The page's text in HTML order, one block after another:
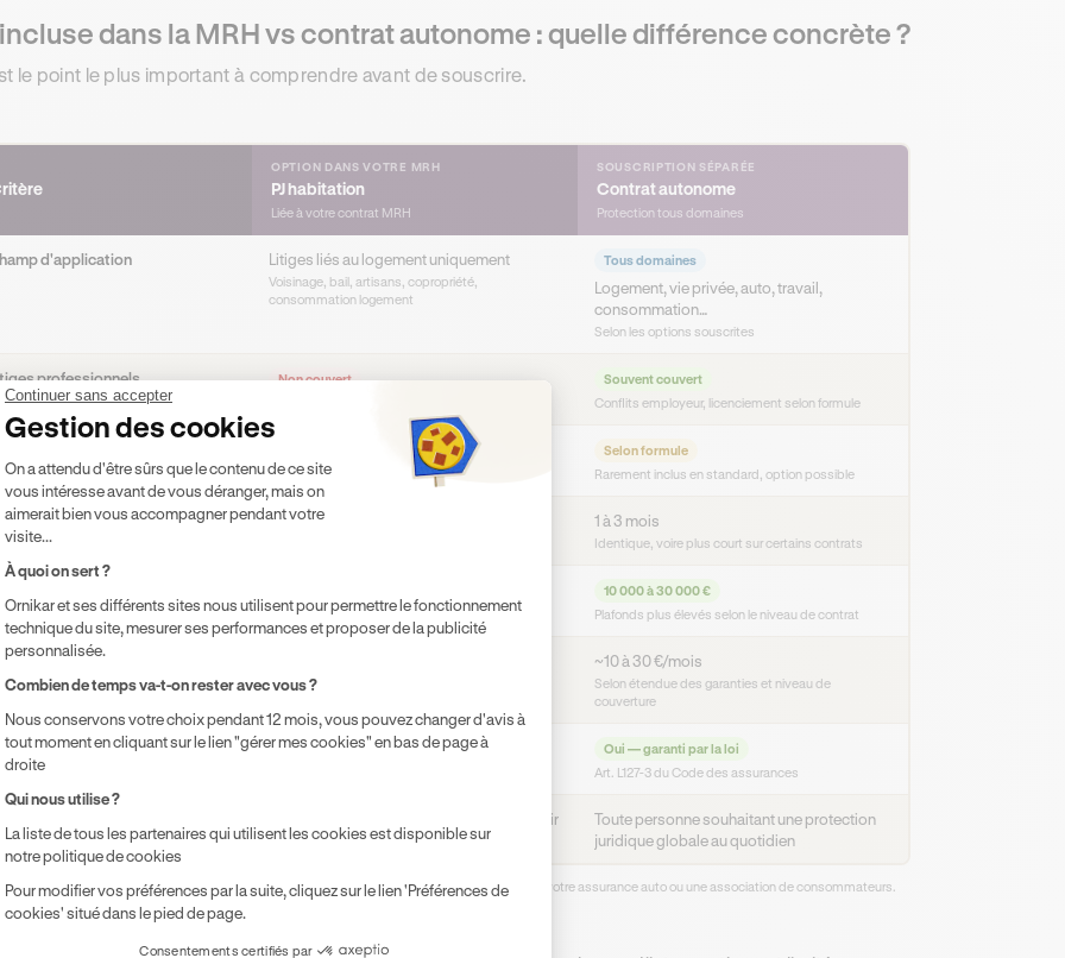
incluse dans la MRH vs contrat autonome : quelle différence concrète ?
le point le plus important à comprendre avant de souscrire.
OPTION DANS VOTRE MRH
PJ habitation
Liée à votre contrat MRH
SOUSCRIPTION SÉPARÉE
Contrat autonome
Protection tous domaines
d'application Litiges liés au logement uniquement
Voisinage, bail, artisans, copropriété,
consommation logement
Tous domaines
Logement, vie privée, auto, travail,
consommation…
Selon les options souscrites
professionnels Non couvert
Souvent couvert
Conflits employeur, licenciement selon formule
Selon formule
Rarement inclus en standard, option possible
de carence 1 à 3 mois 1 à 3 mois
Identique, voire plus court sur certains contrats
Plafond souvent limité en entrée de gamme
10 000 à 30 000 €
Plafonds plus élevés selon le niveau de contrat
indicatif
Compris dans la cotisation MRH ou option faible
~10 à 30 €/mois
Selon étendue des garanties et niveau de
couverture
choix de l'avocat
Oui — garanti par la loi
Oui — garanti par la loi
Art. L127-3 du Code des assurances
Locataire ou propriétaire souhaitant couvrir
les conflits liés au logement
Toute personne souhaitant une protection
juridique globale au quotidien
de souscrire :vérifiez si vous disposez déjà d'une protection juridique via votre carte bancaire, votre assurance auto ou une association de consommateurs.
de couverture sont fréquents et inutiles.
Continuer sans accepter
Gestion des cookies
Plateforme de Gestion du Consentement : Personnalisez vos Options
On a attendu d'être sûrs que le contenu de ce site
vous intéresse avant de vous déranger, mais on
aimerait bien vous accompagner pendant votre
visite...
À quoi on sert ?
Ornikar et ses différents sites nous utilisent pour permettre le fonctionnement
technique du site, mesurer ses performances et proposer de la publicité
personnalisée.
Combien de temps va-t-on rester avec vous ?
Nous conservons votre choix pendant 12 mois, vous pouvez changer d'avis à
tout moment en cliquant sur le lien "gérer mes cookies" en bas de page à
droite
Qui nous utilise ?
La liste de tous les partenaires qui utilisent les cookies est disponible sur
notre politique de cookies
Pour modifier vos préférences par la suite, cliquez sur le lien 'Préférences de
cookies' situé dans le pied de page.
Consentements certifiés par
Axeptio consent